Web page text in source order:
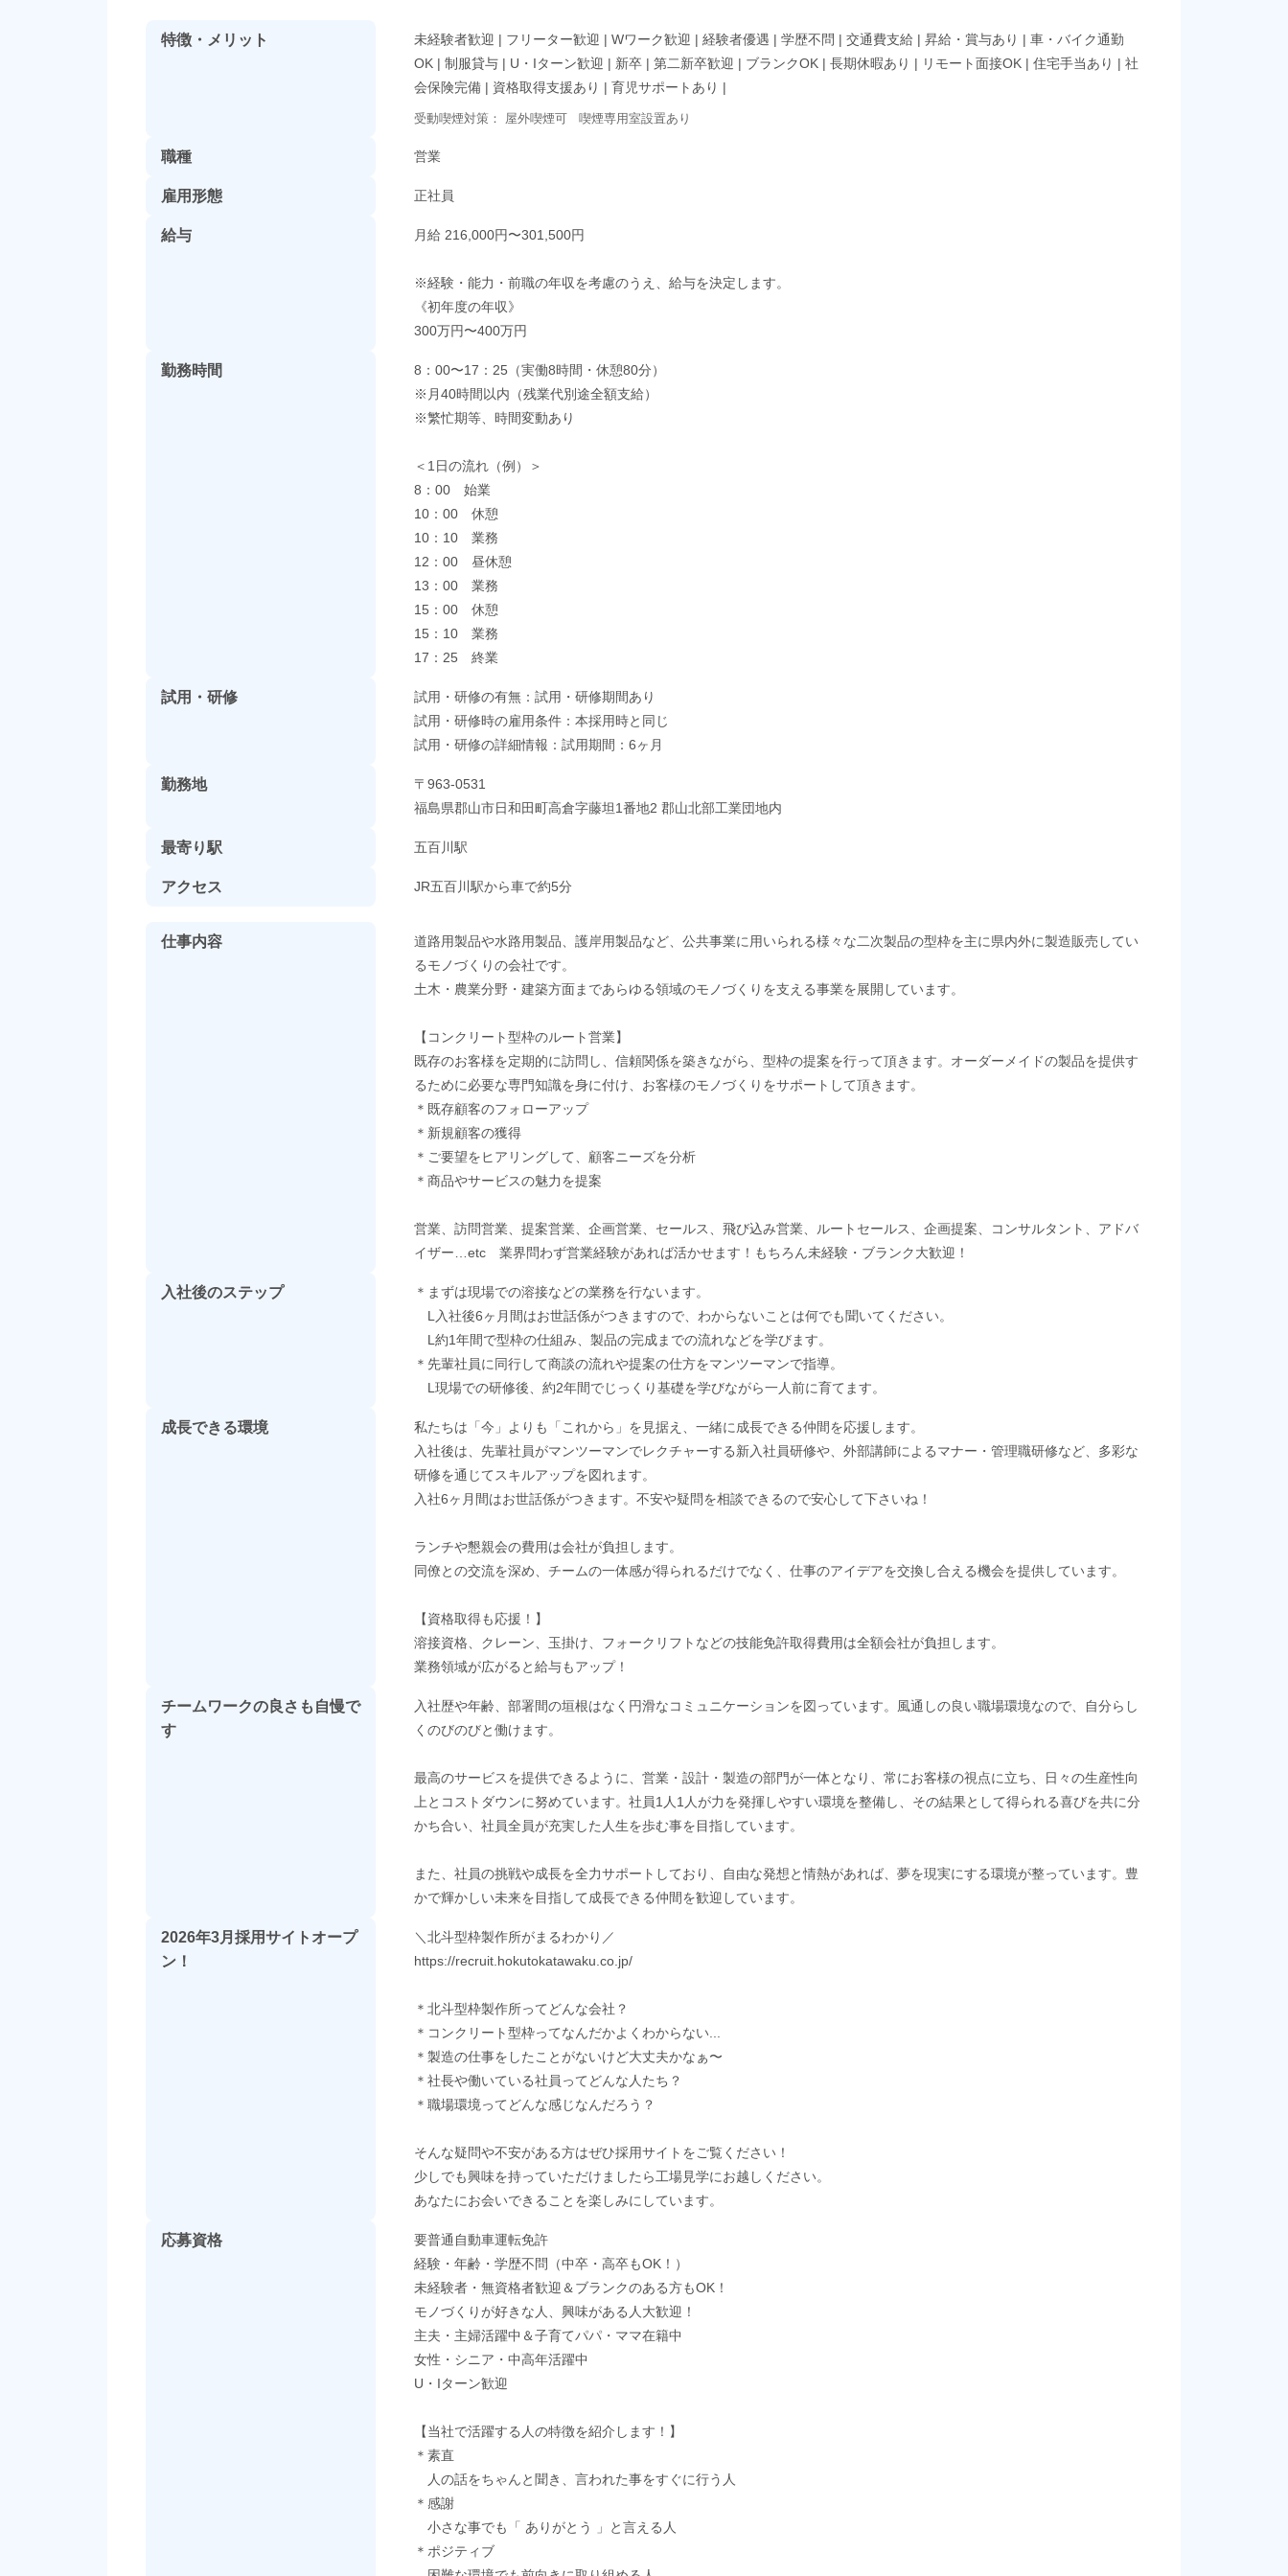
特徴・メリット 未経験者歓迎 | フリーター歓迎 | Wワーク歓迎 | 経験者優遇 | 学歴不問 | 交通費支給 | 昇給・賞与あり | 車・バイク通勤
OK | 制服貸与 | U・Iターン歓迎 | 新卒 | 第二新卒歓迎 | ブランクOK | 長期休暇あり | リモート面接OK | 住宅手当あり | 社
会保険完備 | 資格取得支援あり | 育児サポートあり |
受動喫煙対策： 屋外喫煙可 喫煙専用室設置あり
職種 営業
雇用形態 正社員
給与 月給 216,000円〜301,500円
※経験・能力・前職の年収を考慮のうえ、給与を決定します。
《初年度の年収》
300万円〜400万円
勤務時間
8：00〜17：25（実働8時間・休憩80分）
※月40時間以内（残業代別途全額支給）
※繁忙期等、時間変動あり
＜1日の流れ（例）＞
8：00 始業
10：00 休憩
10：10 業務
12：00 昼休憩
13：00 業務
15：00 休憩
15：10 業務
17：25 終業
試用・研修
試用・研修の有無：試用・研修期間あり
試用・研修時の雇用条件：本採用時と同じ
試用・研修の詳細情報：試用期間：6ヶ月
勤務地
〒963-0531
福島県郡山市日和田町高倉字藤坦1番地2 郡山北部工業団地内
最寄り駅 五百川駅
アクセス JR五百川駅から車で約5分
仕事内容
道路用製品や水路用製品、護岸用製品など、公共事業に用いられる様々な二次製品の型枠を主に県内外に製造販売してい
るモノづくりの会社です。
土木・農業分野・建築方面まであらゆる領域のモノづくりを支える事業を展開しています。
【コンクリート型枠のルート営業】
既存のお客様を定期的に訪問し、信頼関係を築きながら、型枠の提案を行って頂きます。オーダーメイドの製品を提供す
るために必要な専門知識を身に付け、お客様のモノづくりをサポートして頂きます。
＊既存顧客のフォローアップ
＊新規顧客の獲得
＊ご要望をヒアリングして、顧客ニーズを分析
＊商品やサービスの魅力を提案
営業、訪問営業、提案営業、企画営業、セールス、飛び込み営業、ルートセールス、企画提案、コンサルタント、アドバ
イザー…etc 業界問わず営業経験があれば活かせます！もちろん未経験・ブランク大歓迎！
入社後のステップ
＊まずは現場での溶接などの業務を行ないます。
L入社後6ヶ月間はお世話係がつきますので、わからないことは何でも聞いてください。
L約1年間で型枠の仕組み、製品の完成までの流れなどを学びます。
＊先輩社員に同行して商談の流れや提案の仕方をマンツーマンで指導。
L現場での研修後、約2年間でじっくり基礎を学びながら一人前に育てます。
成長できる環境
私たちは「今」よりも「これから」を見据え、一緒に成長できる仲間を応援します。
入社後は、先輩社員がマンツーマンでレクチャーする新入社員研修や、外部講師によるマナー・管理職研修など、多彩な
研修を通じてスキルアップを図れます。
入社6ヶ月間はお世話係がつきます。不安や疑問を相談できるので安心して下さいね！
ランチや懇親会の費用は会社が負担します。
同僚との交流を深め、チームの一体感が得られるだけでなく、仕事のアイデアを交換し合える機会を提供しています。
【資格取得も応援！】
溶接資格、クレーン、玉掛け、フォークリフトなどの技能免許取得費用は全額会社が負担します。
業務領域が広がると給与もアップ！
チームワークの良さも自慢で
す
入社歴や年齢、部署間の垣根はなく円滑なコミュニケーションを図っています。風通しの良い職場環境なので、自分らし
くのびのびと働けます。
最高のサービスを提供できるように、営業・設計・製造の部門が一体となり、常にお客様の視点に立ち、日々の生産性向
上とコストダウンに努めています。社員1人1人が力を発揮しやすい環境を整備し、その結果として得られる喜びを共に分
かち合い、社員全員が充実した人生を歩む事を目指しています。
また、社員の挑戦や成長を全力サポートしており、自由な発想と情熱があれば、夢を現実にする環境が整っています。豊
かで輝かしい未来を目指して成長できる仲間を歓迎しています。
2026年3月採用サイトオープ
ン！
＼北斗型枠製作所がまるわかり／
https://recruit.hokutokatawaku.co.jp/
＊北斗型枠製作所ってどんな会社？
＊コンクリート型枠ってなんだかよくわからない...
＊製造の仕事をしたことがないけど大丈夫かなぁ〜
＊社長や働いている社員ってどんな人たち？
＊職場環境ってどんな感じなんだろう？
そんな疑問や不安がある方はぜひ採用サイトをご覧ください！
少しでも興味を持っていただけましたら工場見学にお越しください。
あなたにお会いできることを楽しみにしています。
応募資格
要普通自動車運転免許
経験・年齢・学歴不問（中卒・高卒もOK！）
未経験者・無資格者歓迎＆ブランクのある方もOK！
モノづくりが好きな人、興味がある人大歓迎！
主夫・主婦活躍中＆子育てパパ・ママ在籍中
女性・シニア・中高年活躍中
U・Iターン歓迎
【当社で活躍する人の特徴を紹介します！】
＊素直
人の話をちゃんと聞き、言われた事をすぐに行う人
＊感謝
小さな事でも「 ありがとう 」と言える人
＊ポジティブ